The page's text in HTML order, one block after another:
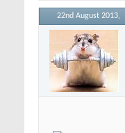
22nd August 2013,